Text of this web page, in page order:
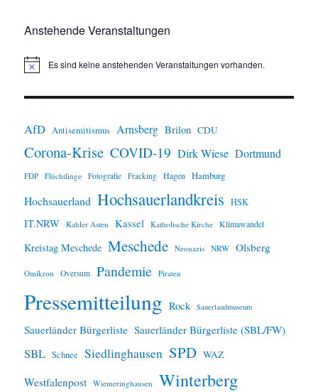
Anstehende Veranstaltungen
H
w
s
Es sind keine anstehenden Veranstaltungen vorhanden.
AfD Antisemitismus Arnsberg Brilon CDU
Corona-Krise COVID-19 Dirk Wiese Dortmund
FDP Flüchtlinge Fotografie Fracking Hagen Hamburg
Hochsauerland Hochsauerlandkreis HSK
IT.NRW Kahler Asten Kassel Katholische Kirche Klimawandel
Kreistag Meschede Meschede Neonazis NRW Olsberg
Omikron Oversum Pandemie Piraten
Pressemitteilung Rock Sauerlandmuseum
Sauerländer Bürgerliste Sauerländer Bürgerliste (SBL/FW)
SBL Schnee Siedlinghausen SPD WAZ
Westfalenpost Wiemeringhausen Winterberg